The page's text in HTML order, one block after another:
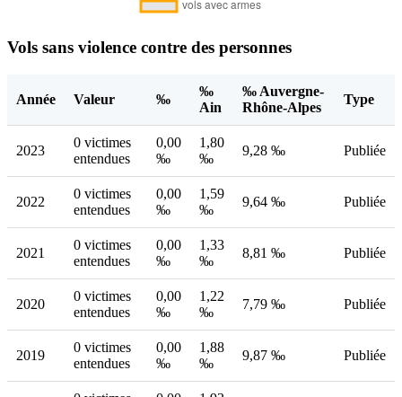
Vols sans violence contre des personnes
Année Valeur ‰
‰
Ain
‰ Auvergne-
Rhône-Alpes
Type
2023
0 victimes
entendues
0,00
‰
1,80
‰
9,28 ‰ Publiée
2022
0 victimes
entendues
0,00
‰
1,59
‰
9,64 ‰ Publiée
2021
0 victimes
entendues
0,00
‰
1,33
‰
8,81 ‰ Publiée
2020
0 victimes
entendues
0,00
‰
1,22
‰
7,79 ‰ Publiée
2019
0 victimes
entendues
0,00
‰
1,88
‰
9,87 ‰ Publiée